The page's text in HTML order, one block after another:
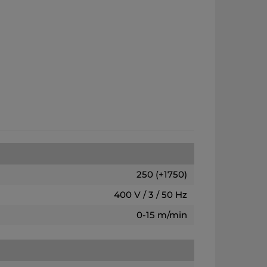
250 (+1750)
400 V / 3 / 50 Hz
0-15 m/min